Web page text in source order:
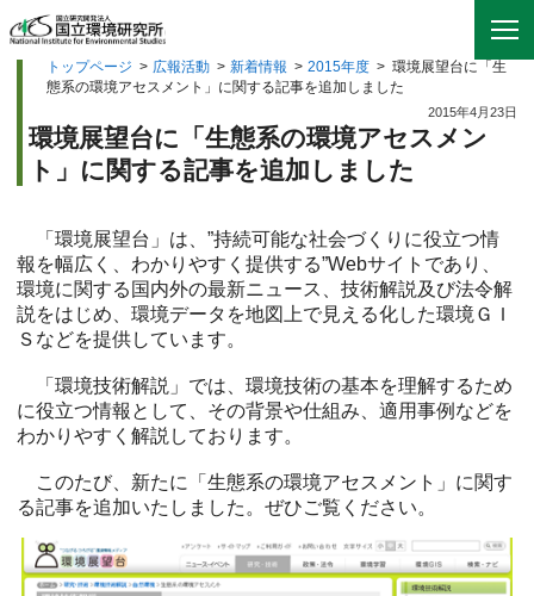
トップページ > 広報活動 > 新着情報 > 2015年度 > 環境展望台に「生
態系の環境アセスメント」に関する記事を追加しました
2015年4月23日
環境展望台に「生態系の環境アセスメン
ト」に関する記事を追加しました
「環境展望台」は、”持続可能な社会づくりに役立つ情
報を幅広く、わかりやすく提供する”Webサイトであり、
環境に関する国内外の最新ニュース、技術解説及び法令解
説をはじめ、環境データを地図上で見える化した環境ＧＩ
Ｓなどを提供しています。
「環境技術解説」では、環境技術の基本を理解するため
に役立つ情報として、その背景や仕組み、適用事例などを
わかりやすく解説しております。
このたび、新たに「生態系の環境アセスメント」に関す
る記事を追加いたしました。ぜひご覧ください。